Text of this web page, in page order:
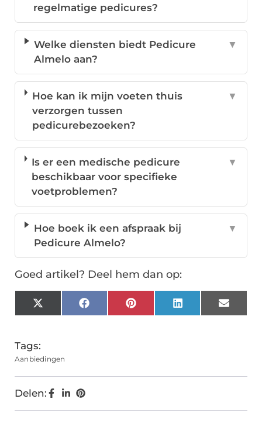
regelmatige pedicures?
Welke diensten biedt Pedicure
Almelo aan?
▼
Hoe kan ik mijn voeten thuis
verzorgen tussen
pedicurebezoeken?
▼
Is er een medische pedicure
beschikbaar voor specifieke
voetproblemen?
▼
Hoe boek ik een afspraak bij
Pedicure Almelo?
▼
Goed artikel? Deel hem dan op:
X
(Twitter)
FacebookPinterestLinkedInEmail
Tags:
Aanbiedingen
Delen: